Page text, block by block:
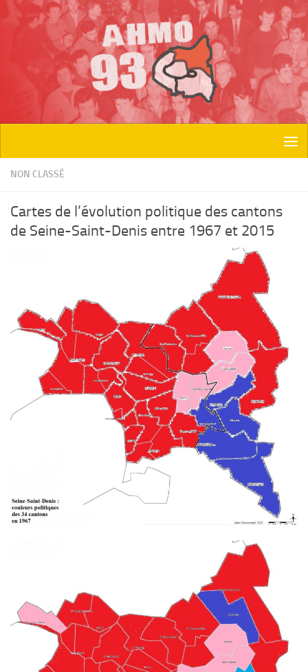
Skip to content
NON CLASSÉ
Cartes de l’évolution politique des cantons
de Seine-Saint-Denis entre 1967 et 2015